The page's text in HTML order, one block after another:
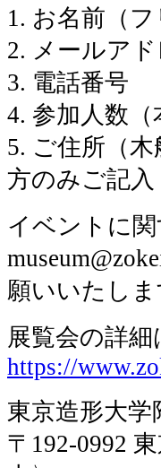
1. お名前（フ
2. メールアド
3. 電話番号
4. 参加人数
5. ご住所（
方のみご記入
イベントに
願いいたしま
展覧会の詳
https://
東京造形大学
〒192-0992